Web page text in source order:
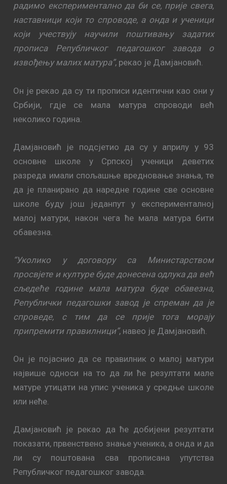
радимо експериментално да би се, прије свега,
наставници који то спроводе, а онда и ученици
који учествују научили поштивању задатих
прописа Републичког педагошког завода о
извођењу малих матура”, рекао је Дамјановић.
Он је рекао да су ти прописи идентични као они у
Србији, гдје се мала матура спроводи већ
неколико година.
Дамјановић је подсјетио да су у априлу у 93
основне школе у Српској ученици деветих
разреда имали спољашње вредновање знања, те
да је планирано да наредне године све основне
школе буду још једанпут у експерименталној
малој матури, након чега ће мала матура бити
обавезна.
“Уколико у договору са Министарством
просвјете и културе буде донесена одлука да већ
сљедеће године мала матура буде обавезна,
Републички педагошки завод је спреман да је
спроведе, с тим да се прије тога морају
припремити правилници”, навео је Дамјановић.
Он је појаснио да се правилник о малој матури
највише односи на то да ли ће резултати мале
матуре утицати на упис ученика у средње школе
или неће.
Дамјановић је рекао да ће добијени резултати
показати, првенствено знање ученика, а онда и да
ли су поштована сва прописана упутства
Републичког педагошког завода.